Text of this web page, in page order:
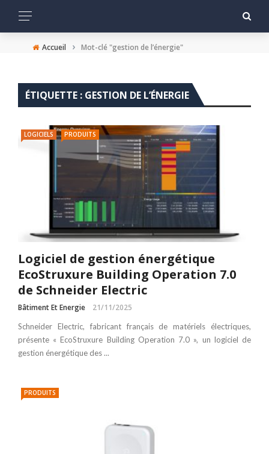
Accueil › Mot-clé "gestion de l’énergie"
ÉTIQUETTE : GESTION DE L’ÉNERGIE
LOGICIELS PRODUITS
Logiciel de gestion énergétique
EcoStruxure Building Operation 7.0
de Schneider Electric
Bâtiment Et Energie 21/11/2025
Schneider Electric, fabricant français de matériels électriques,
présente « EcoStruxure Building Operation 7.0 », un logiciel de
gestion énergétique des ...
PRODUITS